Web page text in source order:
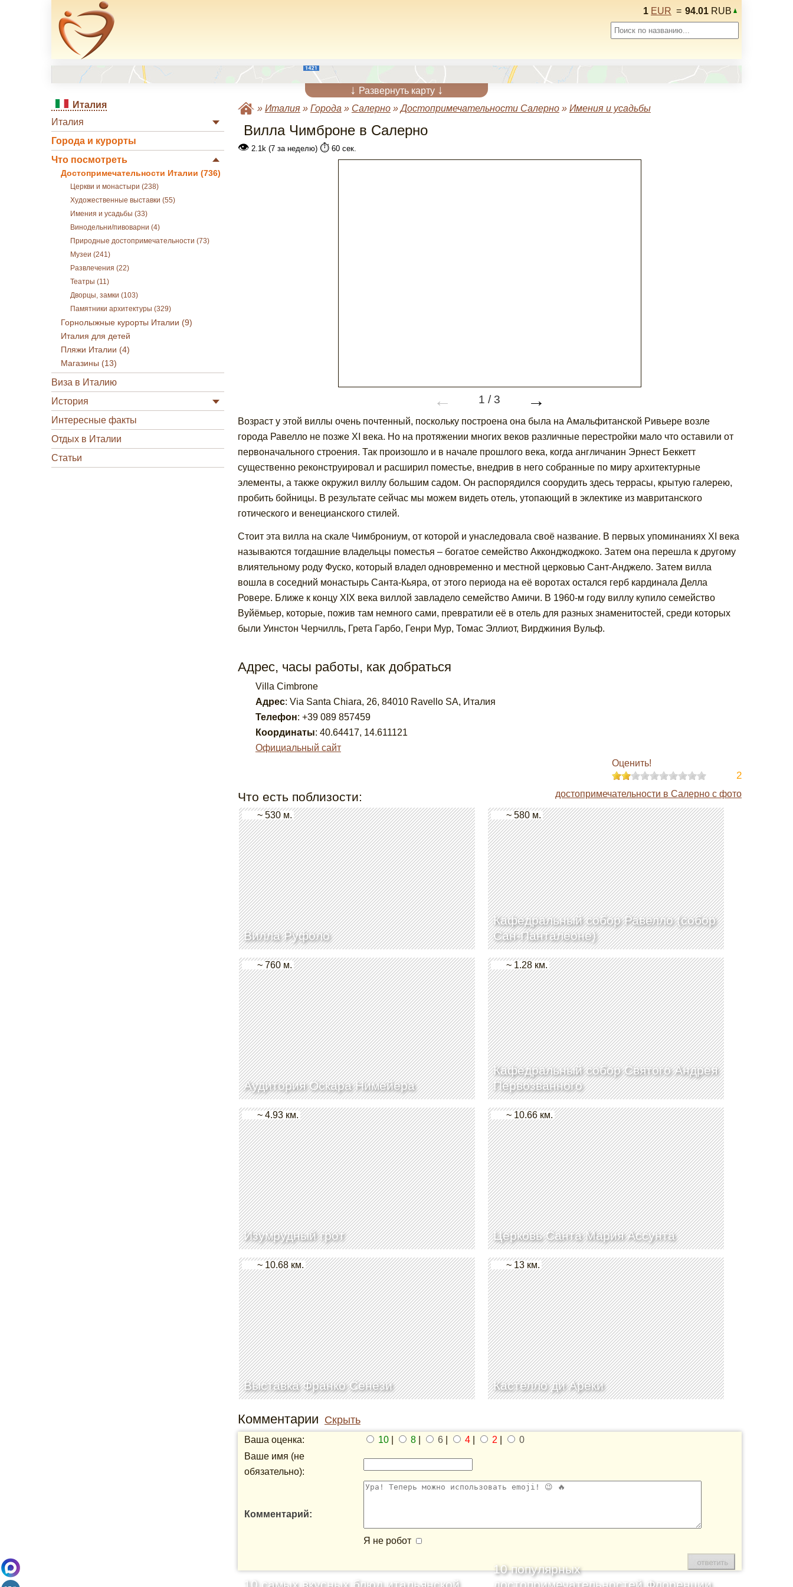
1 EUR = 94.01 RUB
↓ Развернуть карту ↓
Италия
Италия
Города и курорты
Что посмотреть
Достопримечательности Италии (736)
Церкви и монастыри (238)
Художественные выставки (55)
Имения и усадьбы (33)
Винодельни/пивоварни (4)
Природные достопримечательности (73)
Музеи (241)
Развлечения (22)
Театры (11)
Дворцы, замки (103)
Памятники архитектуры (329)
Горнолыжные курорты Италии (9)
Италия для детей
Пляжи Италии (4)
Магазины (13)
Виза в Италию
История
Интересные факты
Отдых в Италии
Статьи
» Италия» Города » Салерно»Достопримечательности Салерно» Имения и усадьбы
Вилла Чимброне в Салерно
👁2.1k (7 за неделю) ⏱️60 сек.
← 1 /3 →
Возраст у этой виллы очень почтенный, поскольку построена она была на Амальфитанской Ривьере возле
города Равелло не позже XI века. Но на протяжении многих веков различные перестройки мало что оставили от
первоначального строения. Так произошло и в начале прошлого века, когда англичанин Эрнест Беккетт
существенно реконструировал и расширил поместье, внедрив в него собранные по миру архитектурные
элементы, а также окружил виллу большим садом. Он распорядился соорудить здесь террасы, крытую галерею,
пробить бойницы. В результате сейчас мы можем видеть отель, утопающий в эклектике из мавританского
готического и венецианского стилей.
Стоит эта вилла на скале Чимброниум, от которой и унаследовала своё название. В первых упоминаниях XI века
называются тогдашние владельцы поместья – богатое семейство Акконджоджоко. Затем она перешла к другому
влиятельному роду Фуско, который владел одновременно и местной церковью Сант-Анджело. Затем вилла
вошла в соседний монастырь Санта-Кьяра, от этого периода на её воротах остался герб кардинала Делла
Ровере. Ближе к концу XIX века виллой завладело семейство Амичи. В 1960-м году виллу купило семейство
Вуйёмьер, которые, пожив там немного сами, превратили её в отель для разных знаменитостей, среди которых
были Уинстон Черчилль, Грета Гарбо, Генри Мур, Томас Эллиот, Вирджиния Вульф.
Адрес, часы работы, как добраться
Villa Cimbrone
Адрес: Via Santa Chiara, 26, 84010 Ravello SA, Италия
Телефон: +39 089 857459
Координаты: 40.64417, 14.611121
Официальный сайт
Оценить!
2
Что есть поблизости: достопримечательности в Салерно с фото
Вилла Руфоло
~ 530 м.
Кафедральный собор Равелло (собор
Сан-Панталеоне)
~ 580 м.
Аудитория Оскара Нимейера
~ 760 м.
Кафедральный собор Святого Андрея
Первозванного
~ 1.28 км.
Изумрудный грот
~ 4.93 км.
Церковь Санта Мария Ассунта
~ 10.66 км.
Выставка Франко Сенези
~ 10.68 км.
Кастелло ди Ареки
~ 13 км.
Комментарии Скрыть
Ваша оценка: 10| 8| 6| 4| 2
0
Ваше имя (не
обязательно):
Комментарий:
Я не робот
10 популярных